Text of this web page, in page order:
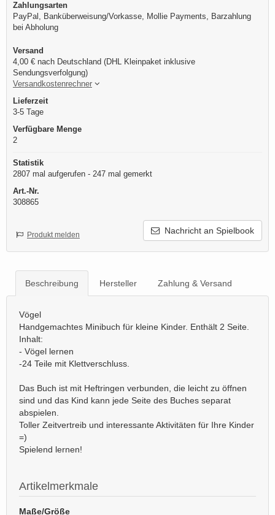
Zahlungsarten
PayPal, Banküberweisung/Vorkasse, Mollie Payments, Barzahlung
bei Abholung
Versand
4,00 € nach Deutschland (DHL Kleinpaket inklusive
Sendungsverfolgung)
Versandkostenrechner
Lieferzeit
3-5 Tage
Verfügbare Menge
2
Statistik
2807 mal aufgerufen - 247 mal gemerkt
Art.-Nr.
308865
Nachricht an Spielbook
Produkt melden
Beschreibung Hersteller Zahlung & Versand
Vögel
Handgemachtes Minibuch für kleine Kinder. Enthält 2 Seite.
Inhalt:
- Vögel lernen
-24 Teile mit Klettverschluss.
Das Buch ist mit Heftringen verbunden, die leicht zu öffnen
sind und das Kind kann jede Seite des Buches separat
abspielen.
Toller Zeitvertreib und interessante Aktivitäten für Ihre Kinder
=)
Spielend lernen!
Artikelmerkmale
Maße/Größe